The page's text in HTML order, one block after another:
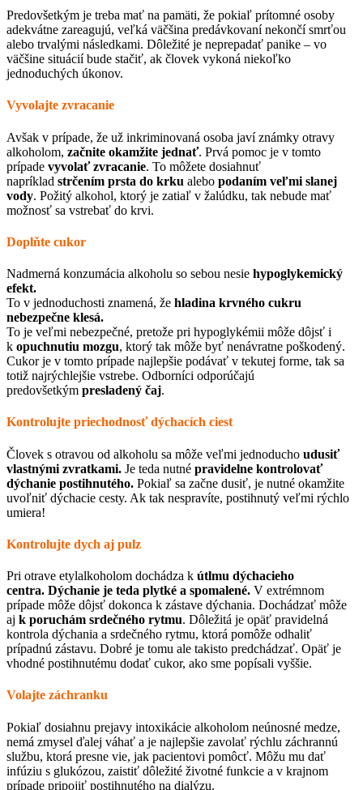
Predovšetkým je treba mať na pamäti, že pokiaľ prítomné osoby
adekvátne zareagujú, veľká väčšina predávkovaní nekončí smrťou
alebo trvalými následkami. Dôležité je neprepadať panike – vo
väčšine situácií bude stačiť, ak človek vykoná niekoľko
jednoduchých úkonov.
Vyvolajte zvracanie
Avšak v prípade, že už inkriminovaná osoba javí známky otravy
alkoholom, začnite okamžite jednať. Prvá pomoc je v tomto
prípade vyvolať zvracanie. To môžete dosiahnuť
napríklad strčením prsta do krku alebo podaním veľmi slanej
vody. Požitý alkohol, ktorý je zatiaľ v žalúdku, tak nebude mať
možnosť sa vstrebať do krvi.
Doplňte cukor
Nadmerná konzumácia alkoholu so sebou nesie hypoglykemický
efekt.
To v jednoduchosti znamená, že hladina krvného cukru
nebezpečne klesá.
To je veľmi nebezpečné, pretože pri hypoglykémii môže dôjsť i
k opuchnutiu mozgu, ktorý tak môže byť nenávratne poškodený.
Cukor je v tomto prípade najlepšie podávať v tekutej forme, tak sa
totiž najrýchlejšie vstrebe. Odborníci odporúčajú
predovšetkým presladený čaj.
Kontrolujte priechodnosť dýchacích ciest
Človek s otravou od alkoholu sa môže veľmi jednoducho udusiť
vlastnými zvratkami. Je teda nutné pravidelne kontrolovať
dýchanie postihnutého. Pokiaľ sa začne dusiť, je nutné okamžite
uvoľniť dýchacie cesty. Ak tak nespravíte, postihnutý veľmi rýchlo
umiera!
Kontrolujte dych aj pulz
Pri otrave etylalkoholom dochádza k útlmu dýchacieho
centra. Dýchanie je teda plytké a spomalené. V extrémnom
prípade môže dôjsť dokonca k zástave dýchania. Dochádzať môže
aj k poruchám srdečného rytmu. Dôležitá je opäť pravidelná
kontrola dýchania a srdečného rytmu, ktorá pomôže odhaliť
prípadnú zástavu. Dobré je tomu ale takisto predchádzať. Opäť je
vhodné postihnutému dodať cukor, ako sme popísali vyššie.
Volajte záchranku
Pokiaľ dosiahnu prejavy intoxikácie alkoholom neúnosné medze,
nemá zmysel ďalej váhať a je najlepšie zavolať rýchlu záchrannú
službu, ktorá presne vie, jak pacientovi pomôcť. Môžu mu dať
infúziu s glukózou, zaistiť dôležité životné funkcie a v krajnom
prípade pripojiť postihnutého na dialýzu.